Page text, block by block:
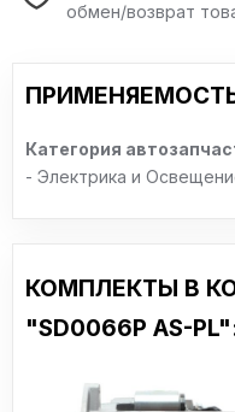
обмен/возврат
Категория
- Электрика и
КОМПЛЕКТЫ В
"SD0066P AS-